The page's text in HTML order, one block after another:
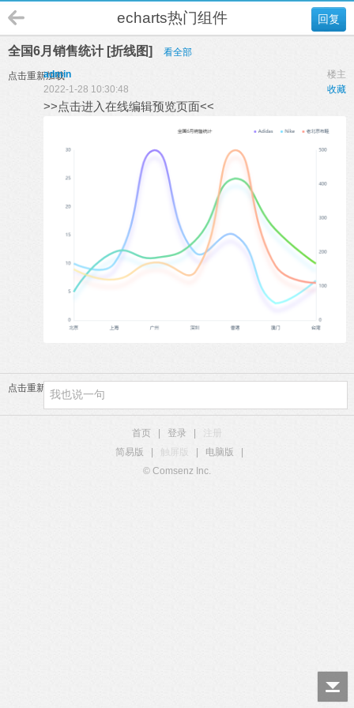
回复
echarts热门组件
全国6月销售统计 [折线图] 看全部
点击重新加载 楼主
admin
收藏
2022-1-28 10:30:48
>>点击进入在线编辑预览页面<<
点击重新加载
首页 登录
简易版
触屏版 电脑版
© Comsenz Inc.